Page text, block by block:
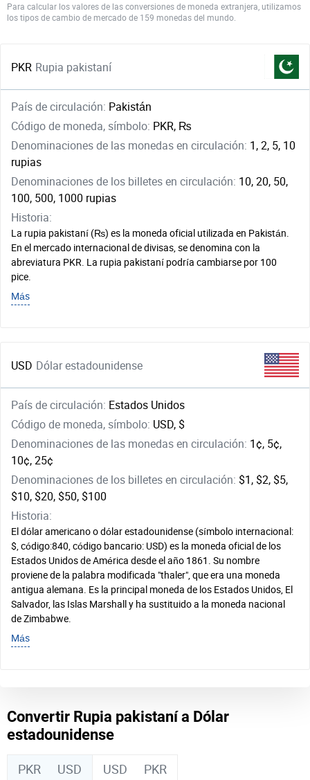
Para calcular los valores de las conversiones de moneda extranjera, utilizamos
los tipos de cambio de mercado de 159 monedas del mundo.
PKR Rupia pakistaní
País de circulación: Pakistán
Código de moneda, símbolo: PKR, ₨
Denominaciones de las monedas en circulación: 1, 2, 5, 10
rupias
Denominaciones de los billetes en circulación: 10, 20, 50,
100, 500, 1000 rupias
Historia:
La rupia pakistaní (₨) es la moneda oficial utilizada en Pakistán.
En el mercado internacional de divisas, se denomina con la
abreviatura PKR. La rupia pakistaní podría cambiarse por 100
pice.
Más
USD Dólar estadounidense
País de circulación: Estados Unidos
Código de moneda, símbolo: USD, $
Denominaciones de las monedas en circulación: 1¢, 5¢,
10¢, 25¢
Denominaciones de los billetes en circulación: $1, $2, $5,
$10, $20, $50, $100
Historia:
El dólar americano o dólar estadounidense (símbolo internacional:
$, código:840, código bancario: USD) es la moneda oficial de los
Estados Unidos de América desde el año 1861. Su nombre
proviene de la palabra modificada "thaler", que era una moneda
antigua alemana. Es la principal moneda de los Estados Unidos, El
Salvador, las Islas Marshall y ha sustituido a la moneda nacional
de Zimbabwe.
Más
Convertir Rupia pakistaní a Dólar
estadounidense
PKR USD USD PKR